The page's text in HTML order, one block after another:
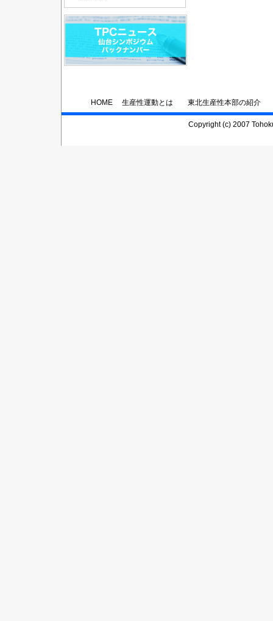
HOME 生産性運動とは 東北生産性本部の紹介
Copyright (c) 2007